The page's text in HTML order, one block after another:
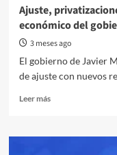
Ajuste,
económico del
3 meses ago
El gobierno de Javier
de ajuste con nuevos
Leer másRead
Ajuste,